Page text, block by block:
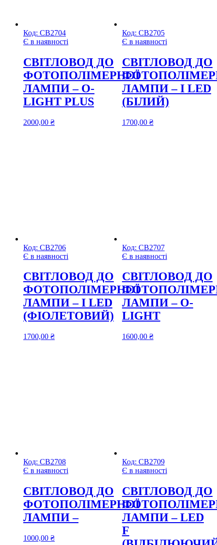
Код: СВ2704
Є в наявності
CВІТЛОВОД ДО
ФОТОПОЛІМЕРНОЇ
ЛАМПИ – O-
LIGHT PLUS
2000,00 ₴
Код: СВ2705
Є в наявності
CВІТЛОВОД ДО
ЛАМПИ – I LED
(БІЛИЙ)
1700,00 ₴
Код: СВ2706
Є в наявності
CВІТЛОВОД ДО
ФОТОПОЛІМЕРНОЇ
ЛАМПИ – I LED
(ФІОЛЕТОВИЙ)
1700,00 ₴
Код: СВ2707
Є в наявності
CВІТЛОВОД ДО
ЛАМПИ – O-
LIGHT
1600,00 ₴
Код: СВ2708
Є в наявності
CВІТЛОВОД ДО
ФОТОПОЛІМЕРНОЇ
ЛАМПИ –
1000,00 ₴
Код: СВ2709
Є в наявності
CВІТЛОВОД ДО
ЛАМПИ – LED
F